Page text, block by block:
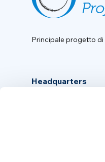
Principale progetto di
Headquarters